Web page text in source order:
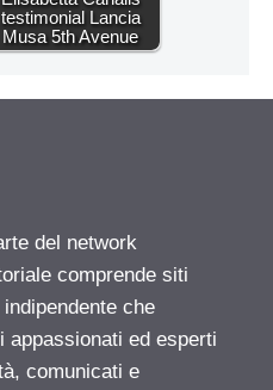
testimonial Lancia
Musa 5th Avenue
del network
comprende siti
che
appassionati ed esperti
comunicati e